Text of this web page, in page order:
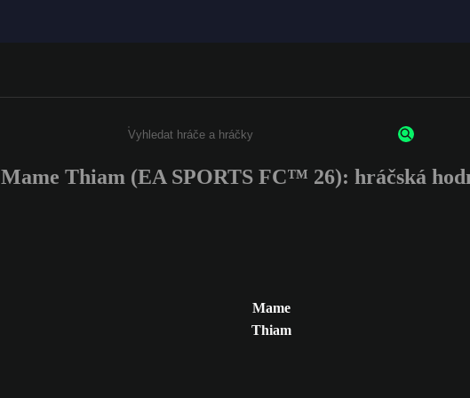
Enter a minimum of 3 characters or numbers
Mame Thiam (EA SPORTS FC™ 26): hráčská
Mame
Thiam